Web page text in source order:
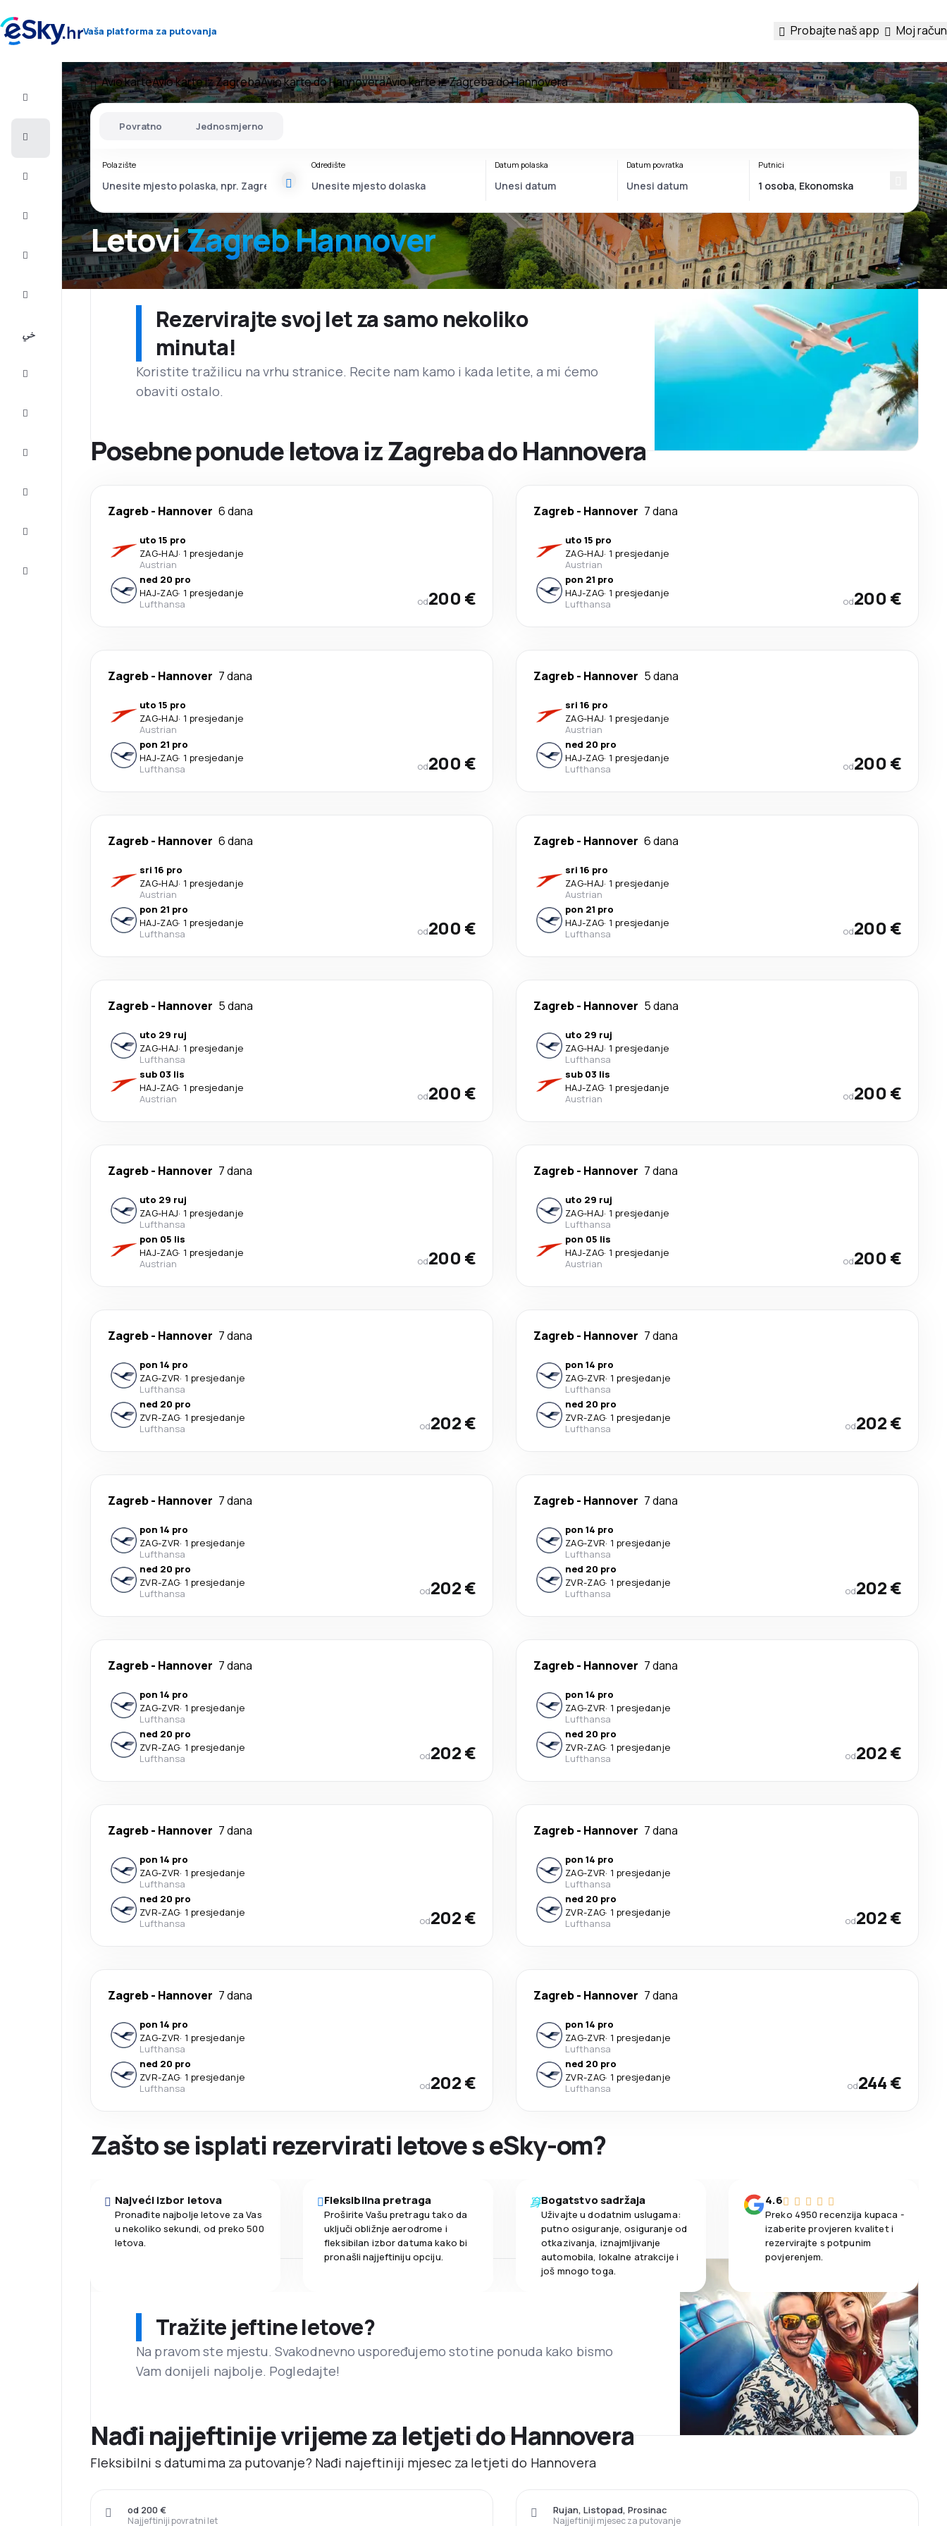
Vaša platforma za putovanja Probajte naš app Moj račun
Let+Hotel
Ljetovanje
2026/27
Avio karteAvio karte iz ZagrebaAvio karte do HannoveraAvio karte iz Zagreba do Hannovera
LetoviZagreb Hannover
Povratno Jednosmjerno
Polazište Odredište Datum polaska Datum povratka Putnici
Rezervirajte svoj let za samo nekoliko
minuta!
Koristite tražilicu na vrhu stranice. Recite nam kamo i kada letite, a mi ćemo
obaviti ostalo.
Posebne ponude letova iz Zagreba do Hannovera
Zagreb- Hannover 6 dana
uto 15 pro
ZAG-HAJ· 1 presjedanje
Austrian
ned 20 pro
HAJ-ZAG· 1 presjedanje
Lufthansa
od200 €
Zagreb- Hannover 7 dana
uto 15 pro
ZAG-HAJ· 1 presjedanje
Austrian
pon 21 pro
HAJ-ZAG· 1 presjedanje
Lufthansa
od200 €
Zagreb- Hannover 7 dana
uto 15 pro
ZAG-HAJ· 1 presjedanje
Austrian
pon 21 pro
HAJ-ZAG· 1 presjedanje
Lufthansa
od200 €
Zagreb- Hannover 5 dana
sri 16 pro
ZAG-HAJ· 1 presjedanje
Austrian
ned 20 pro
HAJ-ZAG· 1 presjedanje
Lufthansa
od200 €
Zagreb- Hannover 6 dana
sri 16 pro
ZAG-HAJ· 1 presjedanje
Austrian
pon 21 pro
HAJ-ZAG· 1 presjedanje
Lufthansa
od200 €
Zagreb- Hannover 6 dana
sri 16 pro
ZAG-HAJ· 1 presjedanje
Austrian
pon 21 pro
HAJ-ZAG· 1 presjedanje
Lufthansa
od200 €
Zagreb- Hannover 5 dana
uto 29 ruj
ZAG-HAJ· 1 presjedanje
Lufthansa
sub 03 lis
HAJ-ZAG· 1 presjedanje
Austrian
od200 €
Zagreb- Hannover 5 dana
uto 29 ruj
ZAG-HAJ· 1 presjedanje
Lufthansa
sub 03 lis
HAJ-ZAG· 1 presjedanje
Austrian
od200 €
Zagreb- Hannover 7 dana
uto 29 ruj
ZAG-HAJ· 1 presjedanje
Lufthansa
pon 05 lis
HAJ-ZAG· 1 presjedanje
Austrian
od200 €
Zagreb- Hannover 7 dana
uto 29 ruj
ZAG-HAJ· 1 presjedanje
Lufthansa
pon 05 lis
HAJ-ZAG· 1 presjedanje
Austrian
od200 €
Zagreb- Hannover 7 dana
pon 14 pro
ZAG-ZVR· 1 presjedanje
Lufthansa
ned 20 pro
ZVR-ZAG· 1 presjedanje
Lufthansa
od202 €
Zagreb- Hannover 7 dana
pon 14 pro
ZAG-ZVR· 1 presjedanje
Lufthansa
ned 20 pro
ZVR-ZAG· 1 presjedanje
Lufthansa
od202 €
Zagreb- Hannover 7 dana
pon 14 pro
ZAG-ZVR· 1 presjedanje
Lufthansa
ned 20 pro
ZVR-ZAG· 1 presjedanje
Lufthansa
od202 €
Zagreb- Hannover 7 dana
pon 14 pro
ZAG-ZVR· 1 presjedanje
Lufthansa
ned 20 pro
ZVR-ZAG· 1 presjedanje
Lufthansa
od202 €
Zagreb- Hannover 7 dana
pon 14 pro
ZAG-ZVR· 1 presjedanje
Lufthansa
ned 20 pro
ZVR-ZAG· 1 presjedanje
Lufthansa
od202 €
Zagreb- Hannover 7 dana
pon 14 pro
ZAG-ZVR· 1 presjedanje
Lufthansa
ned 20 pro
ZVR-ZAG· 1 presjedanje
Lufthansa
od202 €
Zagreb- Hannover 7 dana
pon 14 pro
ZAG-ZVR· 1 presjedanje
Lufthansa
ned 20 pro
ZVR-ZAG· 1 presjedanje
Lufthansa
od202 €
Zagreb- Hannover 7 dana
pon 14 pro
ZAG-ZVR· 1 presjedanje
Lufthansa
ned 20 pro
ZVR-ZAG· 1 presjedanje
Lufthansa
od202 €
Zagreb- Hannover 7 dana
pon 14 pro
ZAG-ZVR· 1 presjedanje
Lufthansa
ned 20 pro
ZVR-ZAG· 1 presjedanje
Lufthansa
od202 €
Zagreb- Hannover 7 dana
pon 14 pro
ZAG-ZVR· 1 presjedanje
Lufthansa
ned 20 pro
ZVR-ZAG· 1 presjedanje
Lufthansa
od244 €
Zašto se isplati rezervirati letove s eSky-om?
Najveći izbor letova
Pronađite najbolje letove za Vas
u nekoliko sekundi, od preko 500
letova.
Fleksibilna pretraga
Proširite Vašu pretragu tako da
uključi obližnje aerodrome i
fleksibilan izbor datuma kako bi
pronašli najjeftiniju opciju.
Bogatstvo sadržaja
Uživajte u dodatnim uslugama:
putno osiguranje, osiguranje od
otkazivanja, iznajmljivanje
automobila, lokalne atrakcije i
još mnogo toga.
4.6
Preko 4950 recenzija kupaca -
izaberite provjeren kvalitet i
rezervirajte s potpunim
povjerenjem.
Tražite jeftine letove?
Na pravom ste mjestu. Svakodnevno uspoređujemo stotine ponuda kako bismo
Vam donijeli najbolje. Pogledajte!
Nađi najjeftinije vrijeme za letjeti do Hannovera
Fleksibilni s datumima za putovanje? Nađi najeftiniji mjesec za letjeti do Hannovera
Najjeftiniji povratni let
od 200 €
Najjeftiniji mjesec za putovanje
Rujan, Listopad, Prosinac